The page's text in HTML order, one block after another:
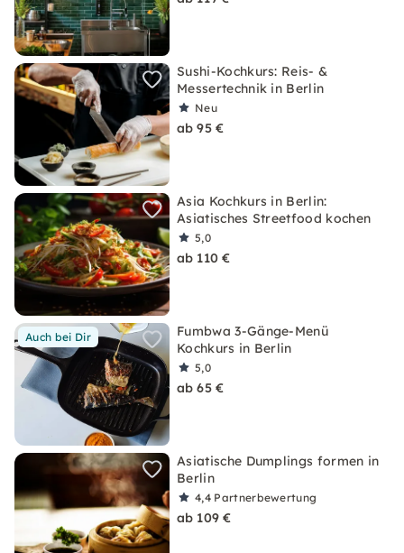
Sushi-Kochkurs: Reis- &
Messertechnik in Berlin
Neu
ab 95 €
Asia Kochkurs in Berlin:
Asiatisches Streetfood kochen
5,0
ab 110 €
Auch bei Dir
Fumbwa 3-Gänge-Menü
Kochkurs in Berlin
5,0
ab 65 €
Asiatische Dumplings formen in
Berlin
4,4 Partnerbewertung
ab 109 €